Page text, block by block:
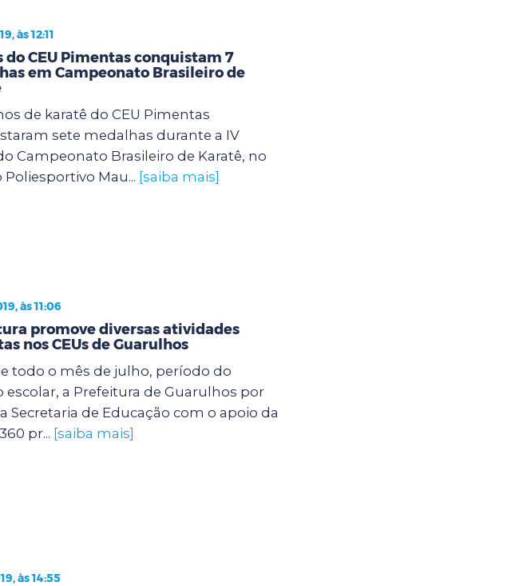
às 12:11
do CEU Pimentas conquistam 7
em Campeonato Brasileiro de
de karatê do CEU Pimentas
sete medalhas durante a IV
Campeonato Brasileiro de Karatê, no
Poliesportivo Mau... [saiba mais]
às 11:06
promove diversas atividades
nos CEUs de Guarulhos
todo o mês de julho, período do
escolar, a Prefeitura de Guarulhos por
Secretaria de Educação com o apoio da
pr... [saiba mais]
às 14:55